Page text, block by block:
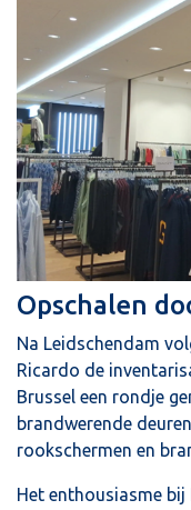
Opschalen
Na Leidschendam
Ricardo de
Brussel een rondje
brandwerende
rookschermen en
Het enthousiasme bij